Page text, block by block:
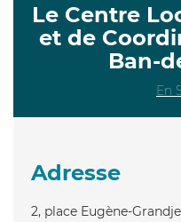
Le Centre
et de
Ban-
En
Adresse
2, place Eugène-